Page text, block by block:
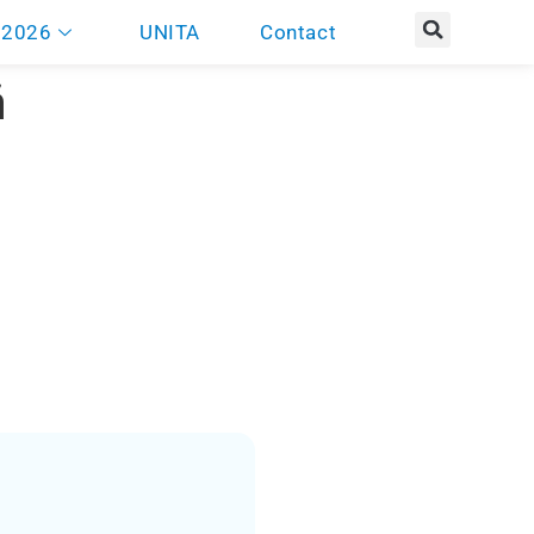
UNITA Contact